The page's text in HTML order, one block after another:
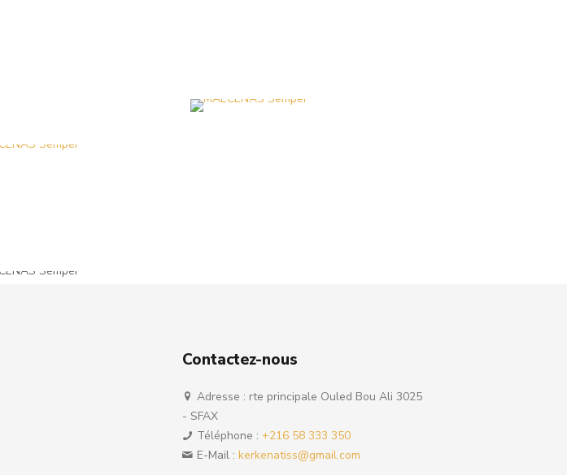
Contactez-nous
Adresse : rte principale Ouled Bou Ali 3025
- SFAX
Téléphone : +216 58 333 350
E-Mail : kerkenatiss@gmail.com